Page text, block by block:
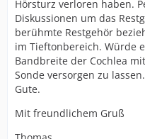
Hörsturz verloren haben.
Diskussionen um das
berühmte Restgehör
im Tieftonbereich. Würde
Bandbreite der Cochlea
Sonde versorgen zu
Gute.
Mit freundlichem Gruß